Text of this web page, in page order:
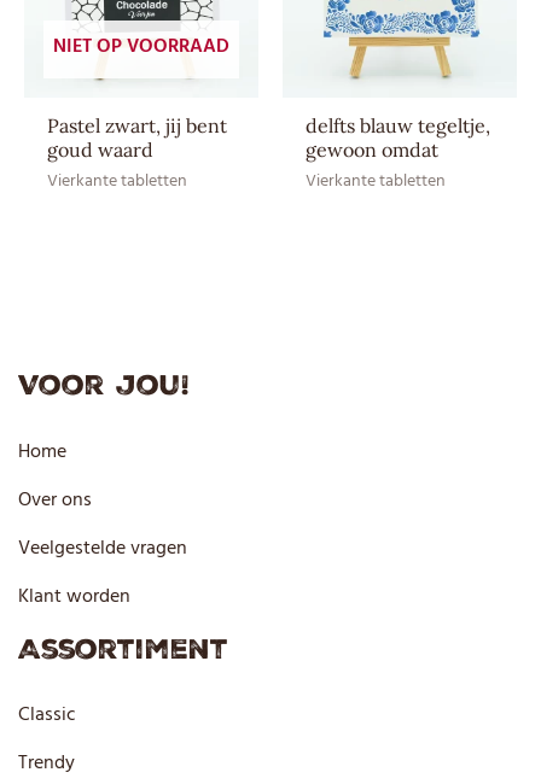
EAN CE
8717624837739
EAN HE
NIET OP VOORRAAD
Pastel zwart, jij bent
goud waard
Vierkante tabletten
delfts blauw tegeltje,
gewoon omdat
Vierkante tabletten
Voor jou!
Home
Over ons
Veelgestelde vragen
Klant worden
Assortiment
Classic
Trendy